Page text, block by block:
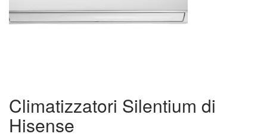
Climatizzatori Silentium di
Hisense